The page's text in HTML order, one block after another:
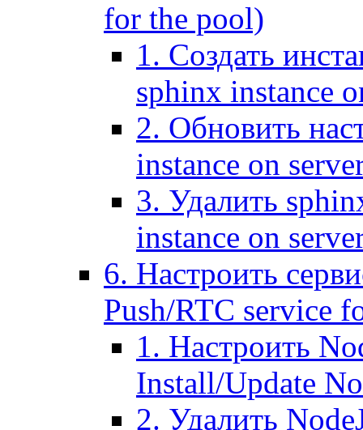
for the pool)
1. Создать
sphinx instance
2. Обновить
instance on
3. Удалить
instance on
6. Настроить
Push/RTC service
1. Настроить
Install/Update
2. Удалить